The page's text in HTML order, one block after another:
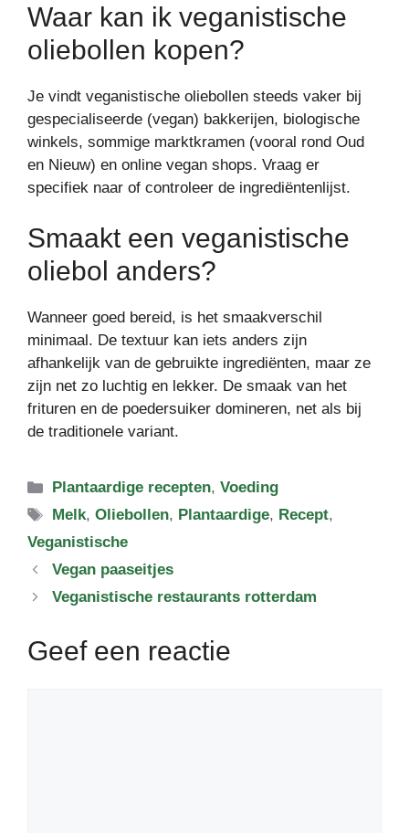
Waar kan ik veganistische
oliebollen kopen?
Je vindt veganistische oliebollen steeds vaker bij
gespecialiseerde (vegan) bakkerijen, biologische
winkels, sommige marktkramen (vooral rond Oud
en Nieuw) en online vegan shops. Vraag er
specifiek naar of controleer de ingrediëntenlijst.
Smaakt een veganistische
oliebol anders?
Wanneer goed bereid, is het smaakverschil
minimaal. De textuur kan iets anders zijn
afhankelijk van de gebruikte ingrediënten, maar ze
zijn net zo luchtig en lekker. De smaak van het
frituren en de poedersuiker domineren, net als bij
de traditionele variant.
Categorieën
Plantaardige recepten,Voeding
Tags
Melk,Oliebollen, Plantaardige, Recept,
Veganistische
Vegan paaseitjes
Veganistische restaurants rotterdam
Geef een reactie